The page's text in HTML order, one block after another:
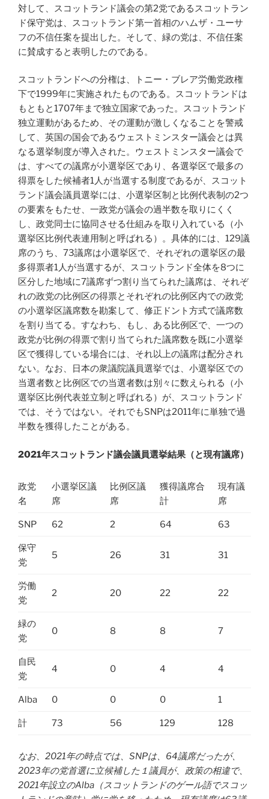
対して、スコットランド議会の第2党であるスコットラン
ド保守党は、スコットランド第一首相のハムザ・ユーサ
フの不信任案を提出した。そして、緑の党は、不信任案
に賛成すると表明したのである。
スコットランドへの分権は、トニー・ブレア労働党政権
下で1999年に実施されたものである。スコットランドは
もともと1707年まで独立国家であった。スコットランド
独立運動があるため、その運動が激しくなることを警戒
して、英国の国会であるウェストミンスター議会とは異
なる選挙制度が導入された。ウェストミンスター議会で
は、すべての議席が小選挙区であり、各選挙区で最多の
得票をした候補者1人が当選する制度であるが、スコット
ランド議会議員選挙には、小選挙区制と比例代表制の2つ
の要素をもたせ、一政党が議会の過半数を取りにくく
し、政党同士に協同させる仕組みを取り入れている（小
選挙区比例代表連用制と呼ばれる）。具体的には、129議
席のうち、73議席は小選挙区で、それぞれの選挙区の最
多得票者1人が当選するが、スコットランド全体を8つに
区分した地域に7議席ずつ割り当てられた議席は、それぞ
れの政党の比例区の得票とそれぞれの比例区内での政党
の小選挙区議席数を勘案して、修正ドント方式で議席数
を割り当てる。すなわち、もし、ある比例区で、一つの
政党が比例の得票で割り当てられた議席数を既に小選挙
区で獲得している場合には、それ以上の議席は配分され
ない。なお、日本の衆議院議員選挙では、小選挙区での
当選者数と比例区での当選者数は別々に数えられる（小
選挙区比例代表並立制と呼ばれる）が、スコットランド
では、そうではない。それでもSNPは2011年に単独で過
半数を獲得したことがある。
2021年スコットランド議会議員選挙結果（と現有議席）
政党
名
小選挙区議
席
比例区議
席
獲得議席合
計
現有議
席
SNP 62 2 64 63
保守
党
5 26 31 31
労働
党
2 20 22 22
緑の
党
0 8 8 7
自民
党
4 0 4 4
Alba 0 0 0 1
計 73 56 129 128
なお、2021年の時点では、SNPは、64議席だったが、
2023年の党首選に立候補した１議員が、政策の相違で、
2021年設立のAlba（スコットランドのゲール語でスコッ